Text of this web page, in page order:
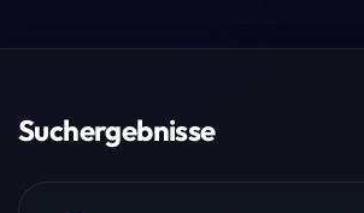
Suchergebnisse